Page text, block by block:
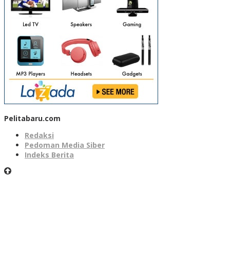
Pelitabaru.com
Redaksi
Pedoman Media Siber
Indeks Berita